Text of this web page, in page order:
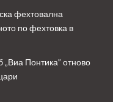
фехтовална
по фехтовка в
Понтика” отново